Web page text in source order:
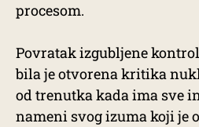
procesom.
Povratak izgubljene
bila je otvorena kritika
od trenutka kada ima sve
nameni svog izuma koji je